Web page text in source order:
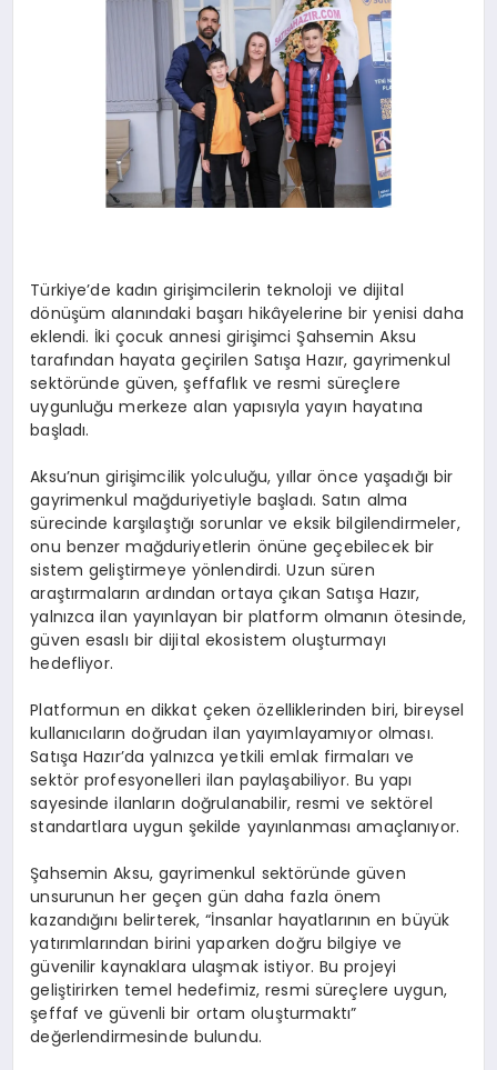
Türkiye’de kadın girişimcilerin teknoloji ve dijital
dönüşüm alanındaki başarı hikâyelerine bir yenisi daha
eklendi. İki çocuk annesi girişimci Şahsemin Aksu
tarafından hayata geçirilen Satışa Hazır, gayrimenkul
sektöründe güven, şeffaflık ve resmi süreçlere
uygunluğu merkeze alan yapısıyla yayın hayatına
başladı.
Aksu’nun girişimcilik yolculuğu, yıllar önce yaşadığı bir
gayrimenkul mağduriyetiyle başladı. Satın alma
sürecinde karşılaştığı sorunlar ve eksik bilgilendirmeler,
onu benzer mağduriyetlerin önüne geçebilecek bir
sistem geliştirmeye yönlendirdi. Uzun süren
araştırmaların ardından ortaya çıkan Satışa Hazır,
yalnızca ilan yayınlayan bir platform olmanın ötesinde,
güven esaslı bir dijital ekosistem oluşturmayı
hedefliyor.
Platformun en dikkat çeken özelliklerinden biri, bireysel
kullanıcıların doğrudan ilan yayımlayamıyor olması.
Satışa Hazır’da yalnızca yetkili emlak firmaları ve
sektör profesyonelleri ilan paylaşabiliyor. Bu yapı
sayesinde ilanların doğrulanabilir, resmi ve sektörel
standartlara uygun şekilde yayınlanması amaçlanıyor.
Şahsemin Aksu, gayrimenkul sektöründe güven
unsurunun her geçen gün daha fazla önem
kazandığını belirterek, “İnsanlar hayatlarının en büyük
yatırımlarından birini yaparken doğru bilgiye ve
güvenilir kaynaklara ulaşmak istiyor. Bu projeyi
geliştirirken temel hedefimiz, resmi süreçlere uygun,
şeffaf ve güvenli bir ortam oluşturmaktı”
değerlendirmesinde bulundu.